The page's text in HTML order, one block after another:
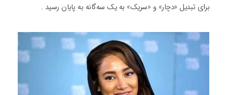
برای تبدیل «دچار» و «سریک» به یک سه‌گانه به پایان رسید .